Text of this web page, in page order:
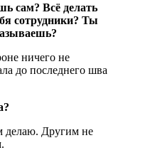
сам? Всё делать
сотрудники? Ты
ничего не
до последнего шва
делаю. Другим не